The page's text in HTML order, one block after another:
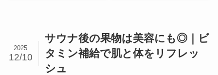
サウナ後の果物は美容にも◎｜ビ
タミン補給で肌と体をリフレッ
シュ
2025
12/10